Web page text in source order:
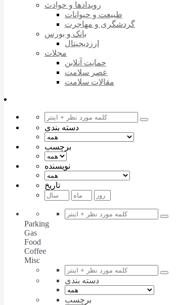
رویدادها و حوادث
طبیعت و حیوانات
گردشگری و مهاجرت
بانک و بورس
ارزدیجیتال
مجلات
حمایت آنلاین
عصر سلامت
مقالات سلامت
دسته بندی
برچسب
نویسنده
تاریخ
Parking
Gas
Food
Coffee
Misc
دسته بندی
برچسب